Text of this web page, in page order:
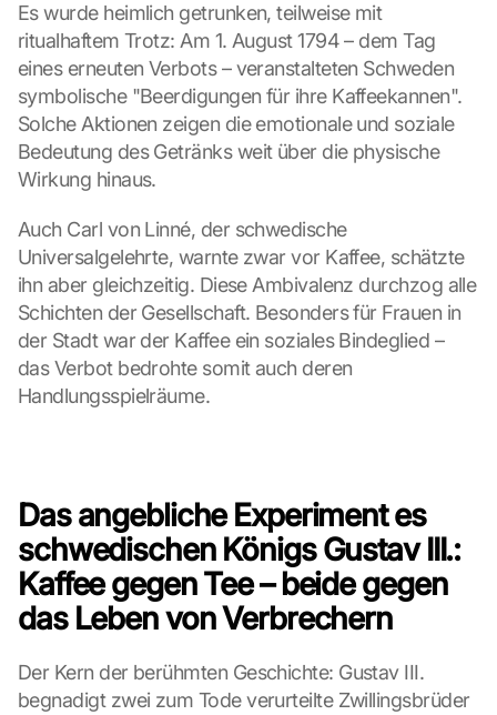
Es wurde heimlich getrunken, teilweise mit
ritualhaftem Trotz: Am 1. August 1794 – dem Tag
eines erneuten Verbots – veranstalteten Schweden
symbolische "Beerdigungen für ihre Kaffeekannen".
Solche Aktionen zeigen die emotionale und soziale
Bedeutung des Getränks weit über die physische
Wirkung hinaus.
Auch Carl von Linné, der schwedische
Universalgelehrte, warnte zwar vor Kaffee, schätzte
ihn aber gleichzeitig. Diese Ambivalenz durchzog alle
Schichten der Gesellschaft. Besonders für Frauen in
der Stadt war der Kaffee ein soziales Bindeglied –
das Verbot bedrohte somit auch deren
Handlungsspielräume.
Das angebliche Experiment es
schwedischen Königs Gustav III.:
Kaffee gegen Tee – beide gegen
das Leben von Verbrechern
Der Kern der berühmten Geschichte: Gustav III.
begnadigt zwei zum Tode verurteilte Zwillingsbrüder
G
o
g
l
e
a
p
s
-
K
a
r
t
e
n
:
D
u
r
h
K